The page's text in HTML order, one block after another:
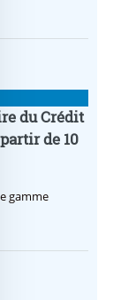
du Crédit
de 10
gamme